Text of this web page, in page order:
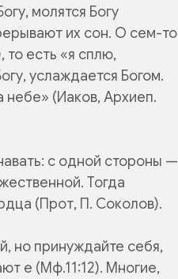
молятся Богу
их сон. О сем-то
то есть «я сплю,
услаждается Богом.
небе» (Иаков, Архиеп.
с одной стороны —
Тогда
(Прот, П. Соколов).
но принуждайте себя,
е (Мф.11:12). Многие,